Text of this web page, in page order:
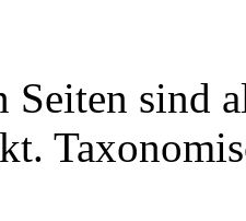
Seiten sind